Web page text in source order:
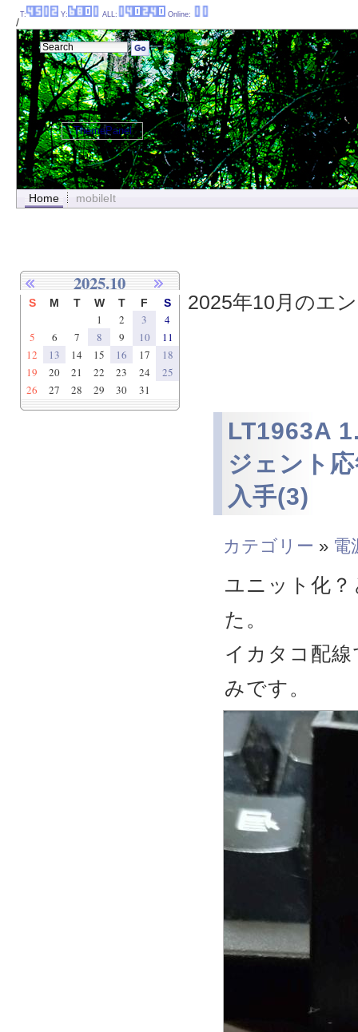
/
Home mobileIt
2025年10月のエ
LT1963A
ジェント
入手(3)
カテゴリー » 電
ユニット化
た。
イカタコ配
みです。
2025.10
S M T W T F S
1 2 3
4
5
6 7 8 9 10
11
12
13 14 15 16 17
18
19
20 21 22 23 24
25
26
27 28 29 30 31
T: Y: ALL: Online:
ThemePanel